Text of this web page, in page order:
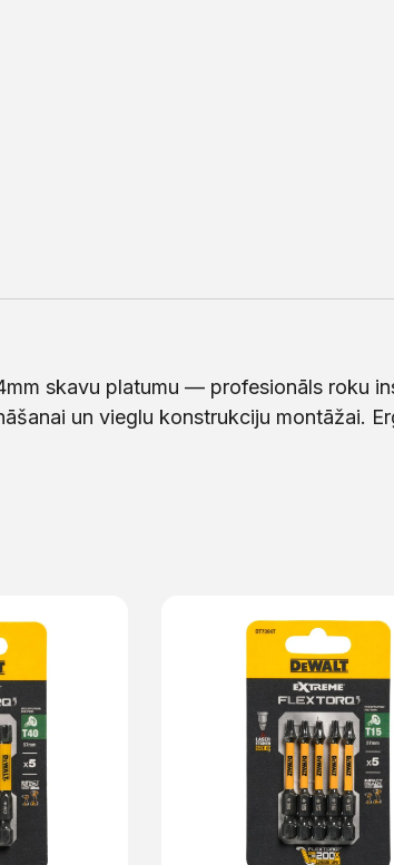
skavu platumu — profesionāls roku
un vieglu konstrukciju montāžai.